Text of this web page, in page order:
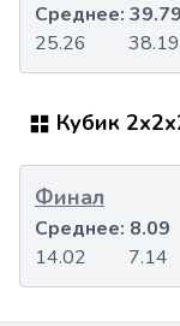
25.26 38.19
Среднее: 39.79
Кубик
Финал
14.02 7.14
Среднее: 8.09